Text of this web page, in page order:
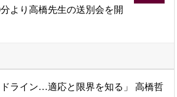
より高橋先生の送別会を開
ドライン…適応と限界を知る」 高橋哲